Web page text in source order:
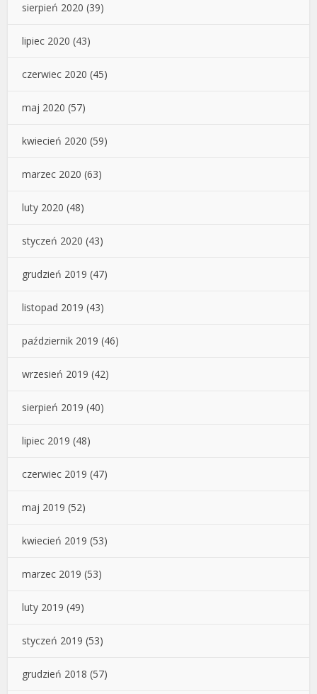
sierpień 2020 (39)
lipiec 2020 (43)
czerwiec 2020 (45)
maj 2020 (57)
kwiecień 2020 (59)
marzec 2020 (63)
luty 2020 (48)
styczeń 2020 (43)
grudzień 2019 (47)
listopad 2019 (43)
październik 2019 (46)
wrzesień 2019 (42)
sierpień 2019 (40)
lipiec 2019 (48)
czerwiec 2019 (47)
maj 2019 (52)
kwiecień 2019 (53)
marzec 2019 (53)
luty 2019 (49)
styczeń 2019 (53)
grudzień 2018 (57)